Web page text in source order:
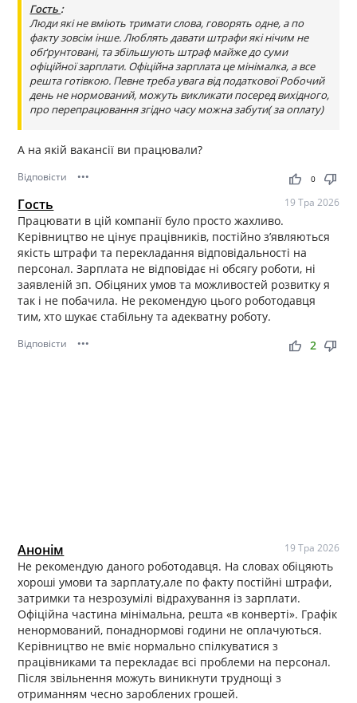
Гость :
Люди які не вміють тримати слова, говорять одне, а по
факту зовсім інше. Люблять давати штрафи які нічим не
обґрунтовані, та збільшують штраф майже до суми
офіційної зарплати. Офіційна зарплата це мінімалка, а все
решта готівкою. Певне треба увага від податкової Робочий
день не нормований, можуть викликати посеред вихідного,
про перепрацювання згідно часу можна забути( за оплату)
А на якій вакансії ви працювали?
Відповісти ••• thumb_up thumb_down
0
Гость 19 Тра 2026
Працювати в цій компанії було просто жахливо.
Керівництво не цінує працівників, постійно зʼявляються
якість штрафи та перекладання відповідальності на
персонал. Зарплата не відповідає ні обсягу роботи, ні
заявленій зп. Обіцяних умов та можливостей розвитку я
так і не побачила. Не рекомендую цього роботодавця
тим, хто шукає стабільну та адекватну роботу.
Відповісти ••• thumb_up thumb_down
2
Анонім 19 Тра 2026
Не рекомендую даного роботодавця. На словах обіцяють
хороші умови та зарплату,але по факту постійні штрафи,
затримки та незрозумілі відрахування із зарплати.
Офіційна частина мінімальна, решта «в конверті». Графік
ненормований, понаднормові години не оплачуються.
Керівництво не вміє нормально спілкуватися з
працівниками та перекладає всі проблеми на персонал.
Після звільнення можуть виникнути труднощі з
отриманням чесно зароблених грошей.